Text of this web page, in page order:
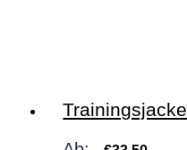
Trainingsjacke